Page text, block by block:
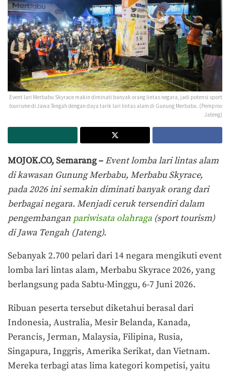
Event lari Merbabu Skyrace makin diminati banyak orang lintas negara, jadi potensi sport
tourisme di Jawa Tengah dengan daya tarik lari lintas alam di Gunung Merbabu. (Pemprov
Jateng)
MOJOK.CO, Semarang – Event lomba lari lintas alam
di kawasan Gunung Merbabu, Merbabu Skyrace,
pada 2026 ini semakin diminati banyak orang dari
berbagai negara. Menjadi ceruk tersendiri dalam
pengembangan pariwisata olahraga (sport tourism)
di Jawa Tengah (Jateng).
Sebanyak 2.700 pelari dari 14 negara mengikuti event
lomba lari lintas alam, Merbabu Skyrace 2026, yang
berlangsung pada Sabtu-Minggu, 6-7 Juni 2026.
Ribuan peserta tersebut diketahui berasal dari
Indonesia, Australia, Mesir Belanda, Kanada,
Perancis, Jerman, Malaysia, Filipina, Rusia,
Singapura, Inggris, Amerika Serikat, dan Vietnam.
Mereka terbagi atas lima kategori kompetisi, yaitu